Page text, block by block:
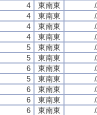
4 東南東
4 東南東
4 東南東
4 東南東
5 東南東
5 東南東
6 東南東
5 東南東
6 東南東
6 東南東
6 東南東